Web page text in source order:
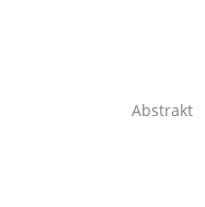
Abstrakt